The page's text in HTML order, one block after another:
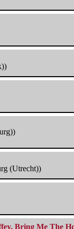
(Utrecht))
Bring Me The